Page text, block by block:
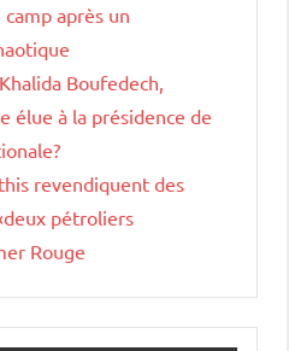
après un
Boufedech,
élue à la présidence de
revendiquent des
pétroliers
Rouge